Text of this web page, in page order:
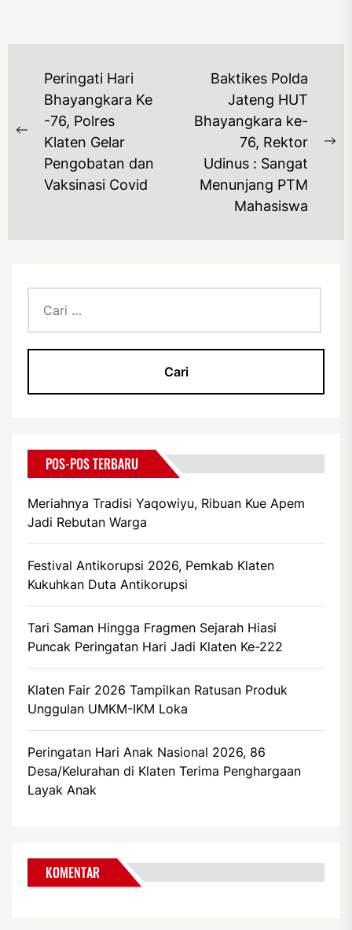
NAVIGASI
POS
Previous
post:
Peringati Hari
Bhayangkara Ke
-76, Polres
Klaten Gelar
Pengobatan dan
Vaksinasi Covid
Baktikes Polda
Jateng HUT
Bhayangkara ke-
76, Rektor
Udinus : Sangat
Menunjang PTM
Mahasiswa
untuk:
POS-POS TERBARU
Meriahnya Tradisi Yaqowiyu, Ribuan Kue Apem
Jadi Rebutan Warga
Festival Antikorupsi 2026, Pemkab Klaten
Kukuhkan Duta Antikorupsi
Tari Saman Hingga Fragmen Sejarah Hiasi
Puncak Peringatan Hari Jadi Klaten Ke-222
Klaten Fair 2026 Tampilkan Ratusan Produk
Unggulan UMKM-IKM Loka
Peringatan Hari Anak Nasional 2026, 86
Desa/Kelurahan di Klaten Terima Penghargaan
Layak Anak
KOMENTAR